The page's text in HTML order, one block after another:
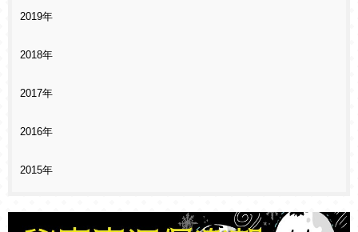
2019年
2018年
2017年
2016年
2015年